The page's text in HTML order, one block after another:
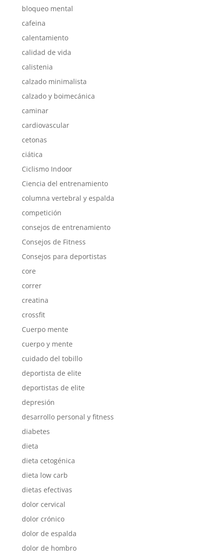
bloqueo mental
cafeina
calentamiento
calidad de vida
calistenia
calzado minimalista
calzado y boimecánica
caminar
cardiovascular
cetonas
ciática
Ciclismo Indoor
Ciencia del entrenamiento
columna vertebral y espalda
competición
consejos de entrenamiento
Consejos de Fitness
Consejos para deportistas
core
correr
creatina
crossfit
Cuerpo mente
cuerpo y mente
cuidado del tobillo
deportista de elite
deportistas de elite
depresión
desarrollo personal y fitness
diabetes
dieta
dieta cetogénica
dieta low carb
dietas efectivas
dolor cervical
dolor crónico
dolor de espalda
dolor de hombro